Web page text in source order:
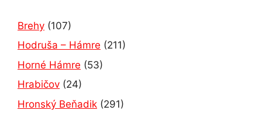
Brehy (107)
Hodruša – Hámre (211)
Horné Hámre (53)
Hrabičov (24)
Hronský Beňadik (291)